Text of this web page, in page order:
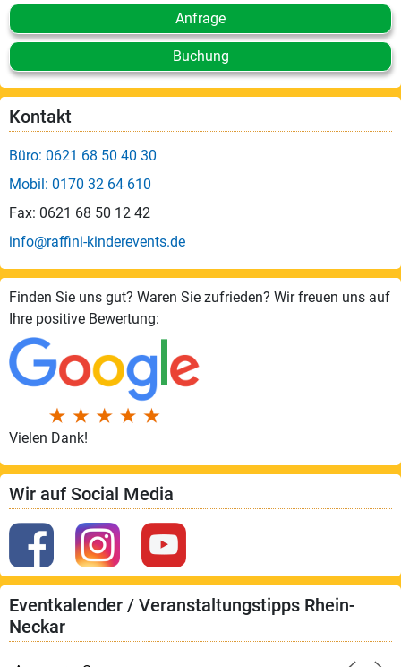
Anfrage
Buchung
Kontakt
Büro: 0621 68 50 40 30
Mobil: 0170 32 64 610
Fax: 0621 68 50 12 42
info@raffini-kinderevents.de
Finden Sie uns gut? Waren Sie zufrieden? Wir freuen uns auf
Ihre positive Bewertung:
Vielen Dank!
Wir auf Social Media
Eventkalender / Veranstaltungstipps Rhein-
Neckar